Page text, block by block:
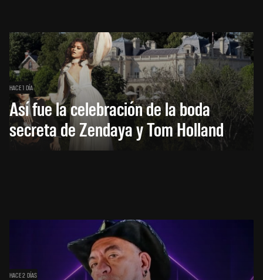
HACE 1 DÍA
Así fue la celebración de la boda
secreta de Zendaya y Tom Holland
HACE 2 DÍAS